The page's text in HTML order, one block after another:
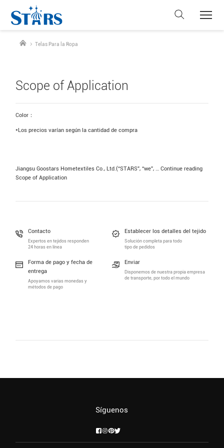
Telas Para la Ropa
Scope of Application
Color：
*Los precios varían según la cantidad de compra
Jiangsu Goostars Hometextiles Co., Ltd.(“STARS”, “we”, …Continue reading
Scope of Application
Contacto
Expertos en tejidos responden
24 horas en línea
Establecer los detalles del tejido
Solución completa para todo
tipo de pedidos
Forma de pago y fecha de
entrega
Apoyamos varias monedas y
métodos de pago
Enviar
Disponemos de nuestra propia empresa
de transporte, por todo el mundo
Síguenos